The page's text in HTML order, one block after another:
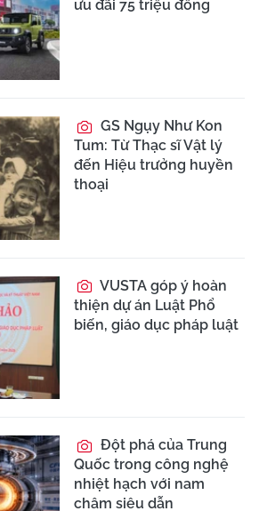
ưu đãi 75 triệu đồng
GS Ngụy Như Kon
Tum: Từ Thạc sĩ Vật lý
đến Hiệu trưởng huyền
thoại
VUSTA góp ý hoàn
thiện dự án Luật Phổ
biến, giáo dục pháp luật
Đột phá của Trung
Quốc trong công nghệ
nhiệt hạch với nam
châm siêu dẫn